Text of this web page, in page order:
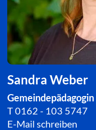
Sandra Weber
Gemeindepädagogin
T0162 - 103 5747
E-Mail schreiben